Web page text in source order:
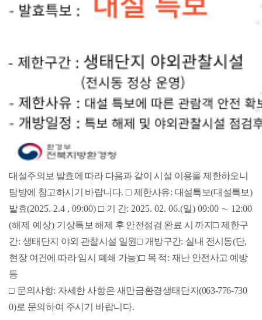
대설주의보 발효에 따라 다음과 같이 시설 이용을 제한하오니
탐방에 참고하시기 바랍니다. □ 제한사유: 대설특보(대설특보)
발효(2025. 2.4 , 09:00)□ 기 간: 2025. 02. 06.(일) 09:00 ∼ 12:00
(해제 예상) 기상특보 해제 후 안전점검 완료 시 까지□제한구
간: 생태단지 야외 관찰시설 일원□ 개방구간: 실내 전시동(단,
현장 여건에 따라 임시 폐쇄 가능)□ 목 적: 재난 안전사고 예방
등
□ 문의사항: 자세한 사항은 새만금환경생태단지(063-776-730
0)로 문의하여 주시기 바랍니다.